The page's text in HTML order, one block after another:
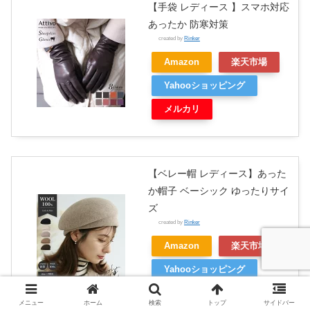
【手袋 レディース 】スマホ対応
あったか 防寒対策
created by Rinker
Amazon 楽天市場
Yahooショッピング
メルカリ
【ベレー帽 レディース】あった
か帽子 ベーシック ゆったりサイ
ズ
created by Rinker
Amazon 楽天市場
Yahooショッピング
メニュー ホーム 検索 トップ サイドバー